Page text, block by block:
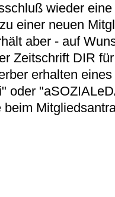
wieder
einer neuen
aber - auf
Zeitschrift DIR
erhalten
oder